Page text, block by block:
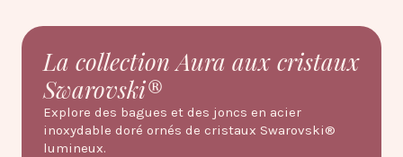
La collection Aura aux cristaux
Swarovski®
Explore des bagues et des joncs en acier
inoxydable doré ornés de cristaux Swarovski®
lumineux.